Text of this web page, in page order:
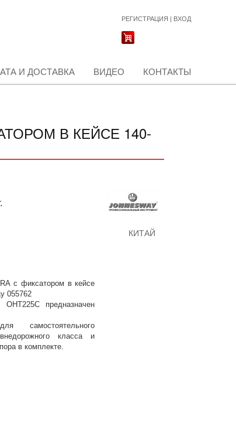
РЕГИСТРАЦИЯ | ВХОД
И ДОСТАВКА ВИДЕО КОНТАКТЫ
В КЕЙСЕ 140-
с фиксатором в кейсе
055762
предназначен
самостоятельного
класса и
в комплекте.
КИТАЙ